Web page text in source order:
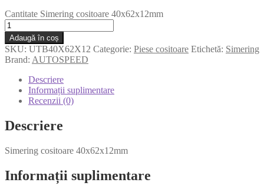
Cantitate Simering cositoare 40x62x12mm
Adaugă în coș
SKU: UTB40X62X12 Categorie: Piese cositoare Etichetă: Simering
Brand: AUTOSPEED
Descriere
Informații suplimentare
Recenzii (0)
Descriere
Simering cositoare 40x62x12mm
Informații suplimentare